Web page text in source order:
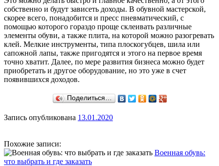
собственно и будут зависеть доходы. В обувной мастерской,
скорее всего, понадобится и пресс пневматический, с
помощью которого гораздо проще склеивать различные
элементы обуви, а также плита, на которой можно разогревать
клей. Мелкие инструменты, типа плоскогубцев, шила или
сапожной лапы, также пригодятся и этого на первое время
точно хватит. Далее, по мере развития бизнеса можно будет
приобретать и другое оборудование, но это уже в счет
появившихся доходов.
Поделиться…
Запись опубликована 13.01.2020
Похожие записи:
Военная обувь:
что выбрать и где заказать